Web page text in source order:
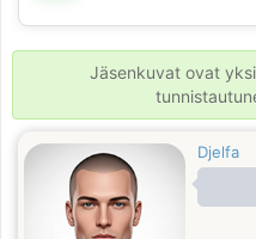
💕
Jäsenkuvat ovat
Djelfa